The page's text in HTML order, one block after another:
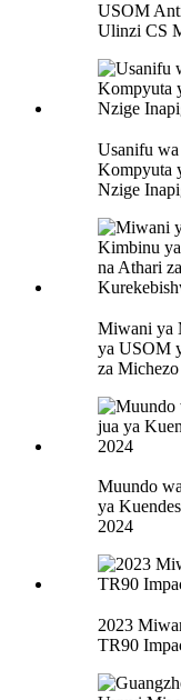
USOM
Ulinzi CS
Usanifu
Kompyuta
Nzige
Miwani ya
ya USOM
za
Muundo
ya
2024
2023
TR90